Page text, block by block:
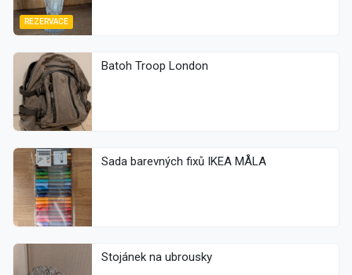
REZERVACE
Batoh Troop London
Sada barevných fixů IKEA MÅLA
Stojánek na ubrousky